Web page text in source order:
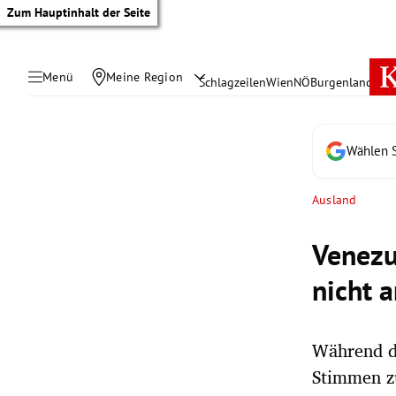
Zum Hauptinhalt der Seite
Menü Meine Region SchlagzeilenWienNÖBurgenland
Wählen
Ausland
nicht
Während
Stimmen